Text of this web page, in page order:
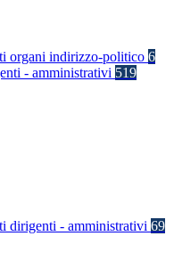
organi indirizzo-politico 6
- amministrativi 519
dirigenti - amministrativi 69